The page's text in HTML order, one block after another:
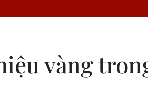
vàng